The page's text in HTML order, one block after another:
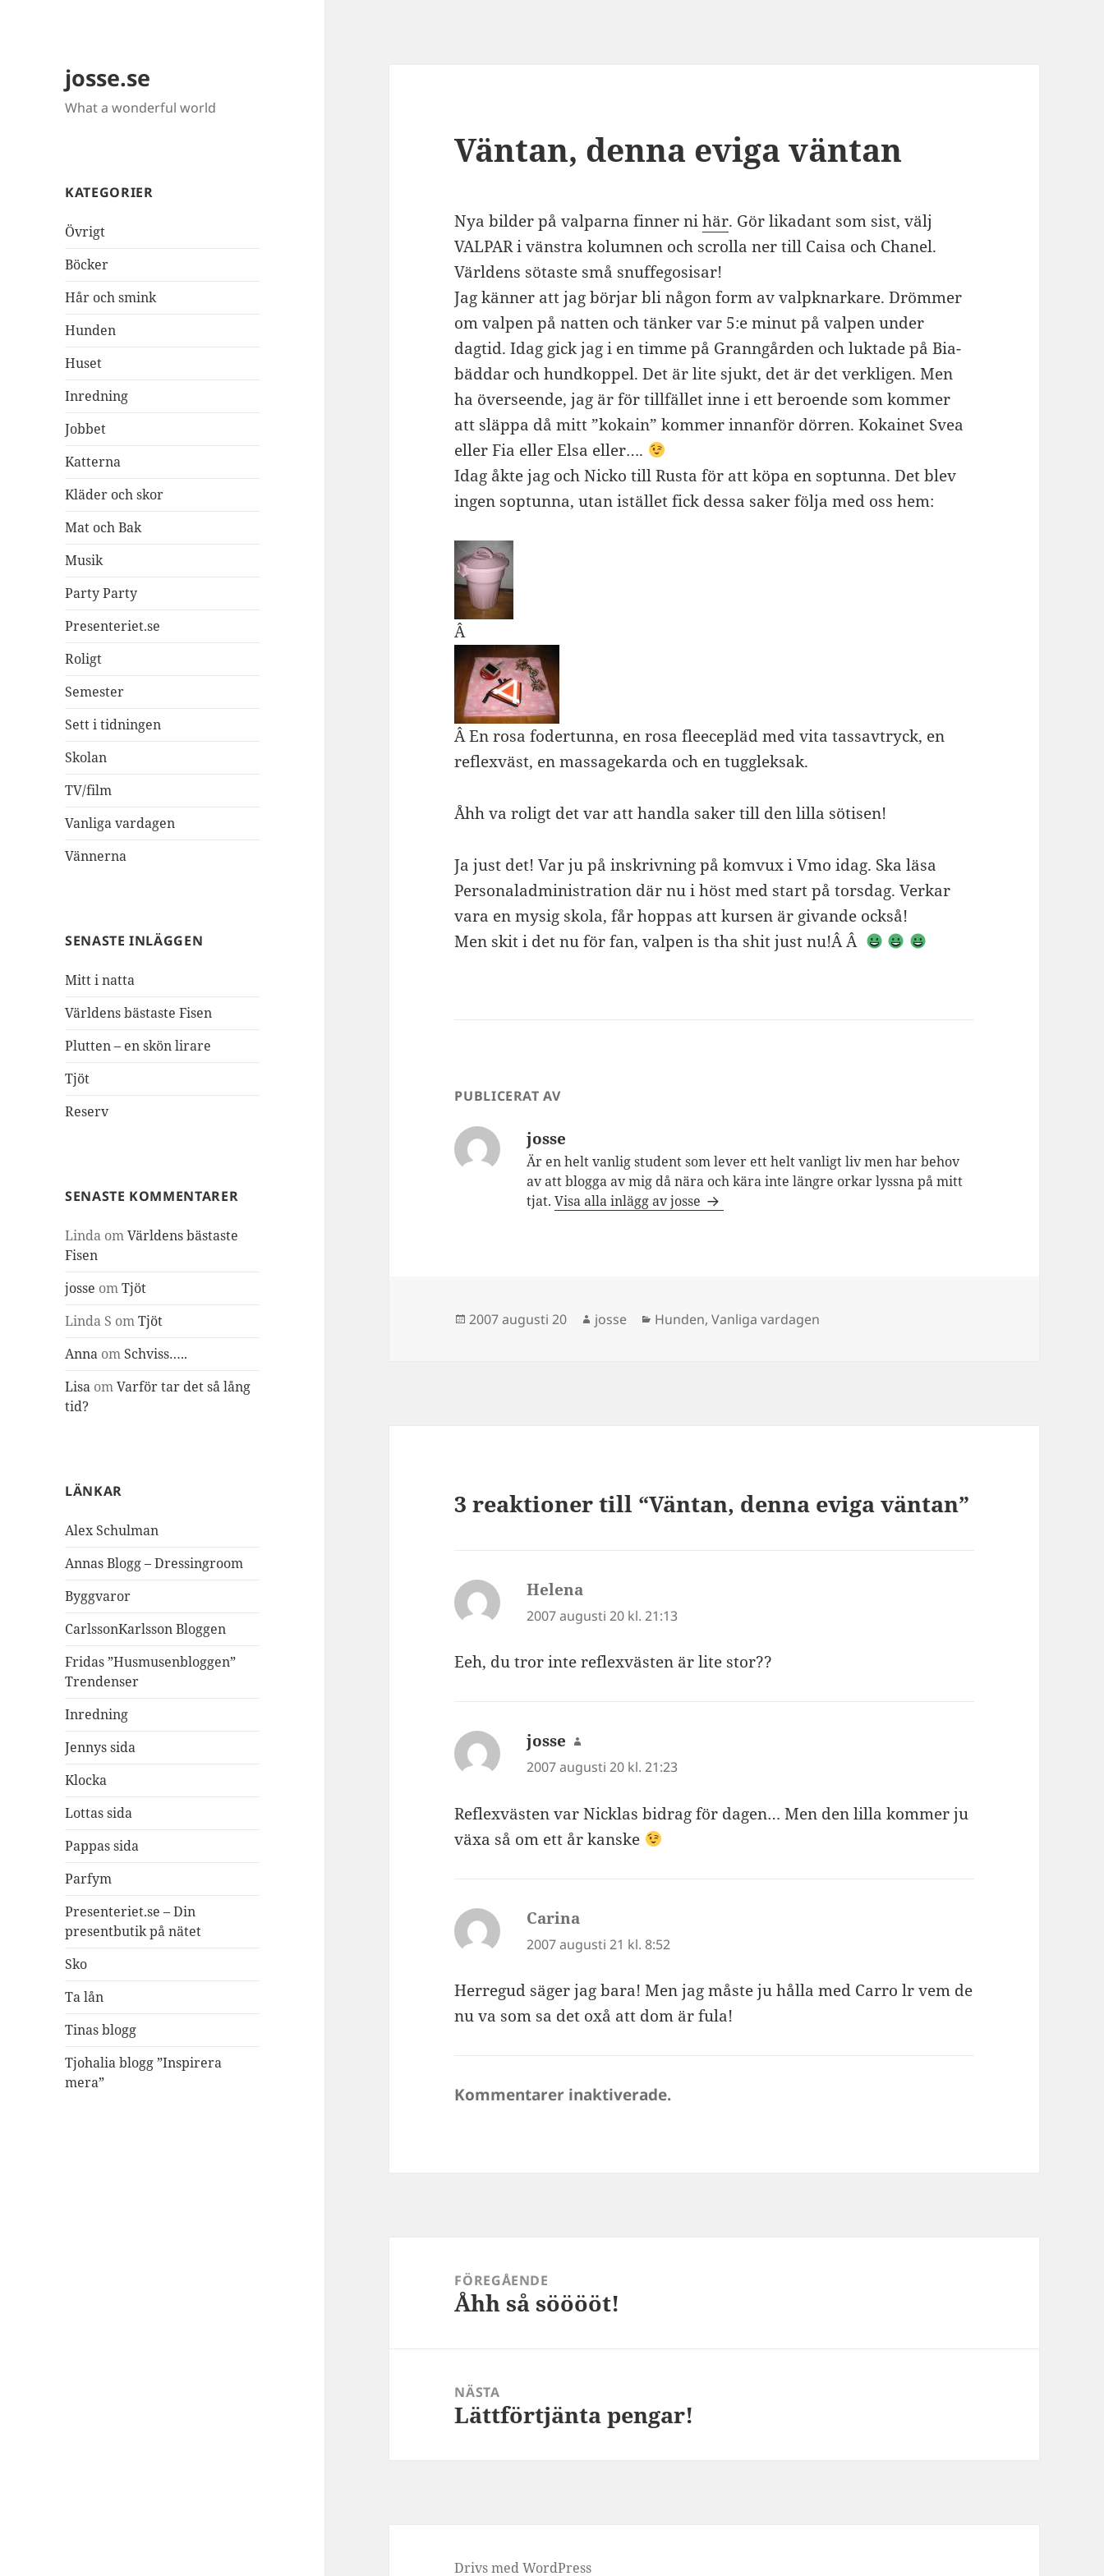
josse.se
What a wonderful world
KATEGORIER
Övrigt
Böcker
Hår och smink
Hunden
Huset
Inredning
Jobbet
Katterna
Kläder och skor
Mat och Bak
Musik
Party Party
Presenteriet.se
Roligt
Semester
Sett i tidningen
Skolan
TV/film
Vanliga vardagen
Vännerna
SENASTE INLÄGGEN
Mitt i natta
Världens bästaste Fisen
Plutten – en skön lirare
Tjöt
Reserv
SENASTE KOMMENTARER
Linda omVärldens bästaste
Fisen
josse omTjöt
Linda S omTjöt
Anna om Schviss…..
Lisa omVarför tar det så lång
tid?
LÄNKAR
Alex Schulman
Annas Blogg – Dressingroom
Byggvaror
CarlssonKarlsson Bloggen
Fridas ”Husmusenbloggen”
Trendenser
Inredning
Jennys sida
Klocka
Lottas sida
Pappas sida
Parfym
Presenteriet.se – Din
presentbutik på nätet
Sko
Ta lån
Tinas blogg
Tjohalia blogg ”Inspirera
mera”
Väntan, denna eviga väntan
Nya bilder på valparna finner nihär. Gör likadant som sist, välj
VALPAR i vänstra kolumnen och scrolla ner till Caisa och Chanel.
Världens sötaste små snuffegosisar!
Jag känner att jag börjar bli någon form av valpknarkare. Drömmer
om valpen på natten och tänker var 5:e minut på valpen under
dagtid. Idag gick jag i en timme på Granngården och luktade på Bia-
bäddar och hundkoppel. Det är lite sjukt, det är det verkligen. Men
ha överseende, jag är för tillfället inne i ett beroende som kommer
att släppa då mitt ”kokain” kommer innanför dörren. Kokainet Svea
eller Fia eller Elsa eller….
Idag åkte jag och Nicko till Rusta för att köpa en soptunna. Det blev
ingen soptunna, utan istället fick dessa saker följa med oss hem:
Â
Â En rosa fodertunna, en rosa fleecepläd med vita tassavtryck, en
reflexväst, en massagekarda och en tuggleksak.
Åhh va roligt det var att handla saker till den lilla sötisen!
Ja just det! Var ju på inskrivning på komvux i Vmo idag. Ska läsa
Personaladministration där nu i höst med start på torsdag. Verkar
vara en mysig skola, får hoppas att kursen är givande också!
Men skit i det nu för fan, valpen is tha shit just nu!Â Â
PUBLICERAT AV
josse
Är en helt vanlig student som lever ett helt vanligt liv men har behov
av att blogga av mig då nära och kära inte längre orkar lyssna på mitt
tjat.Visa alla inlägg av josse
Postat
2007 augusti 20 Författare
josse Kategorier
Hunden,Vanliga vardagen
3 reaktioner till “Väntan, denna eviga väntan”
Helena
2007 augusti 20 kl. 21:13
Eeh, du tror inte reflexvästen är lite stor??
josse skriver:
2007 augusti 20 kl. 21:23
Reflexvästen var Nicklas bidrag för dagen… Men den lilla kommer ju
växa så om ett år kanske
Carina
2007 augusti 21 kl. 8:52
Herregud säger jag bara! Men jag måste ju hålla med Carro lr vem de
nu va som sa det oxå att dom är fula!
Kommentarer inaktiverade.
FÖREGÅENDE
Föregående
Åhh så sööööt!
NÄSTA
Nästa
Lättförtjänta pengar!
Drivs med WordPress